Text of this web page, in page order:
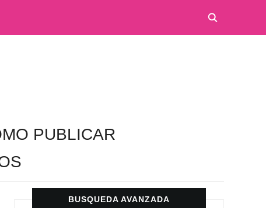
PUBLICAR
BUSQUEDA AVANZADA